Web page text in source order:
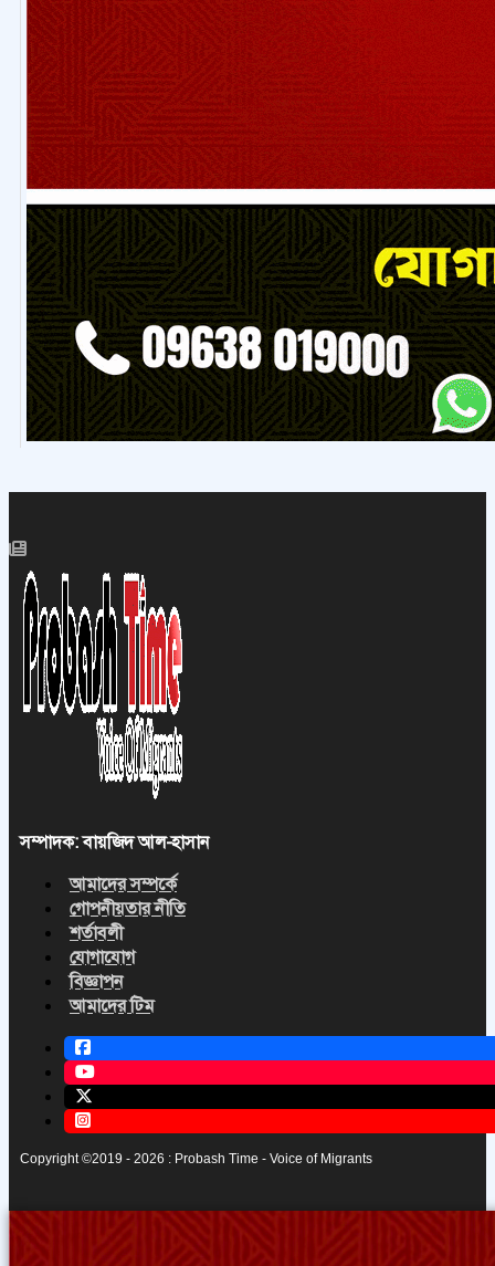
সম্পাদক: বায়জিদ আল-হাসান
আমাদের সম্পর্কে
গোপনীয়তার নীতি
শর্তাবলী
যোগাযোগ
বিজ্ঞাপন
আমাদের টিম
Copyright ©2019 - 2026 : Probash Time - Voice of Migrants